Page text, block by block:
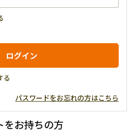
る
パスワードをお忘れの方はこちら
お持ちの方